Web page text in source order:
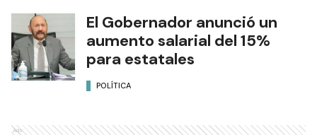
El Gobernador anunció un
aumento salarial del 15%
para estatales
POLÍTICA
Ads